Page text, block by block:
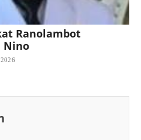
Ranolambot
Nino